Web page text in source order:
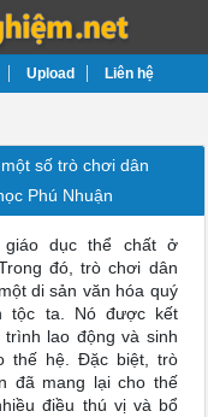
Upload Liên hệ
số trò chơi dân
Phú Nhuận
giáo dục thể chất ở
đó, trò chơi dân
di sản văn hóa quý
tộc ta. Nó được kết
lao động và sinh
thế hệ. Đặc biệt, trò
đã mang lại cho thế
điều thú vị và bổ